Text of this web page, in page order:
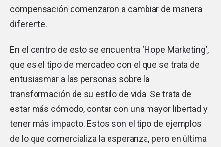
compensación comenzaron a cambiar de manera
diferente.
En el centro de esto se encuentra ‘Hope Marketing’,
que es el tipo de mercadeo con el que se trata de
entusiasmar a las personas sobre la
transformación de su estilo de vida. Se trata de
estar más cómodo, contar con una mayor libertad y
tener más impacto. Estos son el tipo de ejemplos
de lo que comercializa la esperanza, pero en última